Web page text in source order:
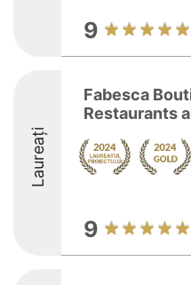
9
Laureați
Fabesca
Restaurants
9